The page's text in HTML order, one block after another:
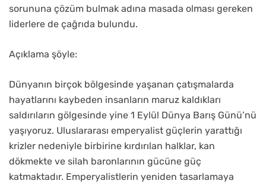
sorununa çözüm bulmak adına masada olması gereken
liderlere de çağrıda bulundu.
Açıklama şöyle:
Dünyanın birçok bölgesinde yaşanan çatışmalarda
hayatlarını kaybeden insanların maruz kaldıkları
saldırıların gölgesinde yine 1 Eylül Dünya Barış Günü’nü
yaşıyoruz. Uluslararası emperyalist güçlerin yarattığı
krizler nedeniyle birbirine kırdırılan halklar, kan
dökmekte ve silah baronlarının gücüne güç
katmaktadır. Emperyalistlerin yeniden tasarlamaya